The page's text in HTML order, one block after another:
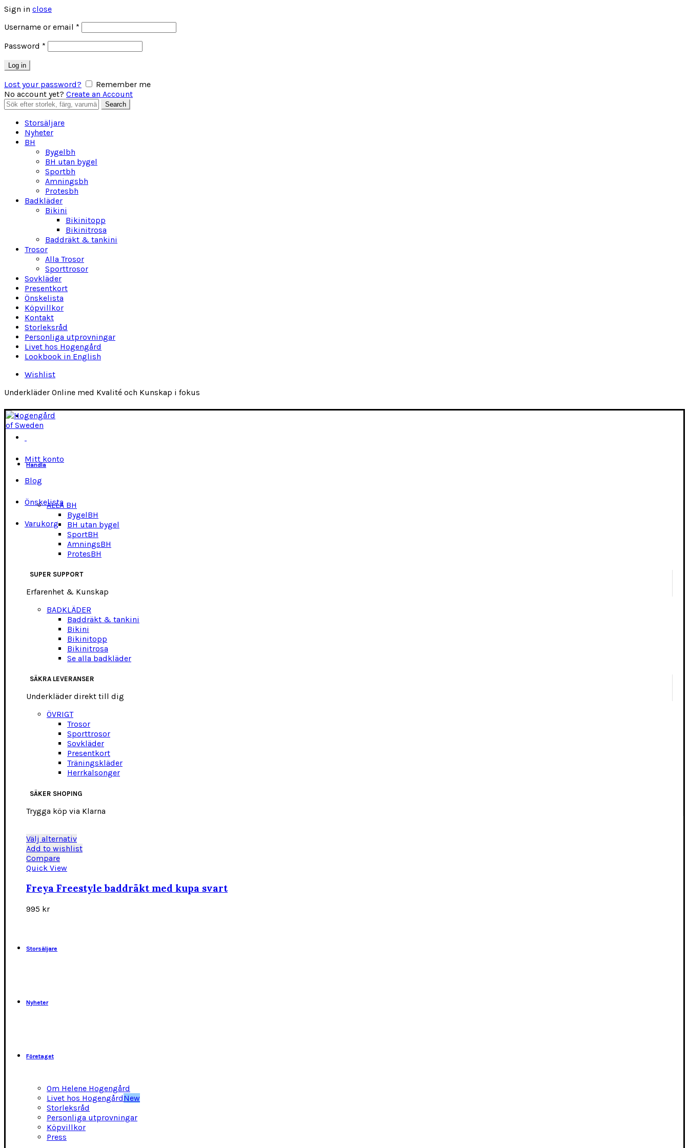
Sign in close
Username or email *
Password *
Log in
Lost your password?
Remember me
No account yet? Create an Account
Search
for:
Search
Storsäljare
Nyheter
BH
Bygelbh
BH utan bygel
Sportbh
Amningsbh
Protesbh
Badkläder
Bikini
Bikinitopp
Bikinitrosa
Baddräkt & tankini
Trosor
Alla Trosor
Sporttrosor
Sovkläder
Presentkort
Önskelista
Köpvillkor
Kontakt
Storleksråd
Personliga utprovningar
Livet hos Hogengård
Lookbook in English
Wishlist
Underkläder Online med Kvalité och Kunskap i fokus
Mitt konto
Blog
Önskelista
Varukorg
Handla
ALLA BH
BygelBH
BH utan bygel
SportBH
AmningsBH
ProtesBH
SUPER SUPPORT
Erfarenhet & Kunskap
BADKLÄDER
Baddräkt & tankini
Bikini
Bikinitopp
Bikinitrosa
Se alla badkläder
SÄKRA LEVERANSER
Underkläder direkt till dig
ÖVRIGT
Trosor
Sporttrosor
Sovkläder
Presentkort
Träningskläder
Herrkalsonger
SÄKER SHOPING
Trygga köp via Klarna
Välj alternativDen
här
varianter.
Add to wishlist
Compare
Quick View
Freya Freestyle baddräkt med kupa svart
995 kr
Storsäljare
Nyheter
Företaget
Om Helene Hogengård
Livet hos HogengårdNew
Storleksråd
Personliga utprovningar
Köpvillkor
Press